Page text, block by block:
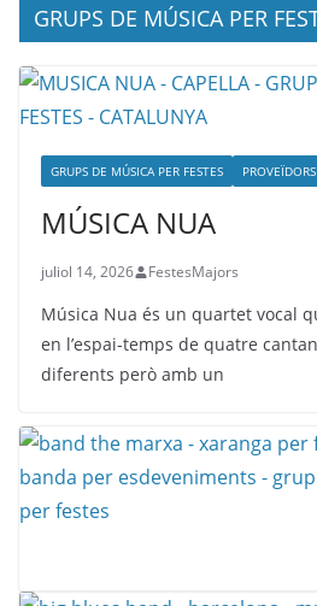
GRUPS DE MÚSICA PER
GRUPS DE MÚSICA PER FESTES
MÚSICA NUA
juliol 14, 2026 FestesMajors
Música Nua és un quartet vocal
en l’espai-temps de quatre
diferents però amb un